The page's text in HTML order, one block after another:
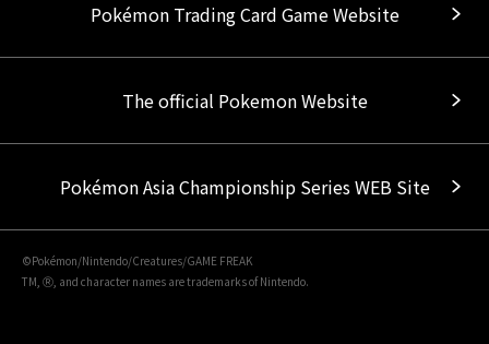
Pokémon Trading Card Game Website
The official Pokemon Website
Pokémon Asia Championship Series WEB Site
©Pokémon/Nintendo/Creatures/GAME FREAK
TM, Ⓡ, and character names are trademarks of Nintendo.